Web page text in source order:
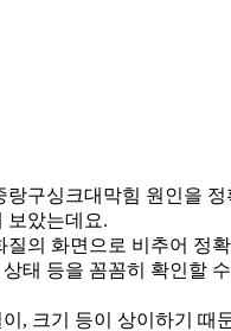
구싱크대막힘 원인을 정
보았는데요.
의 화면으로 비추어 정
태 등을 꼼꼼히 확인할 수
, 크기 등이 상이하기 때